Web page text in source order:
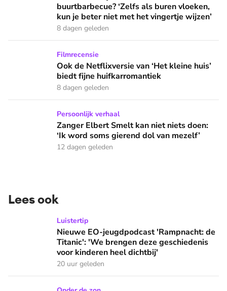
buurtbarbecue? ‘Zelfs als buren vloeken,
kun je beter niet met het vingertje wijzen’
8 dagen geleden
Ook de Netflixversie van ‘Het kleine huis’ biedt fijne
Filmrecensie
Ook de Netflixversie van ‘Het kleine huis’
biedt fijne huifkarromantiek
8 dagen geleden
Zanger Elbert Smelt kan niet niets doen: ‘Ik word soms
Persoonlijk verhaal
Zanger Elbert Smelt kan niet niets doen:
‘Ik word soms gierend dol van mezelf’
12 dagen geleden
Lees ook
Nieuwe EO-jeugdpodcast 'Rampnacht: de Titanic': 'We
Luistertip
Nieuwe EO-jeugdpodcast 'Rampnacht: de
Titanic': 'We brengen deze geschiedenis
voor kinderen heel dichtbij'
20 uur geleden